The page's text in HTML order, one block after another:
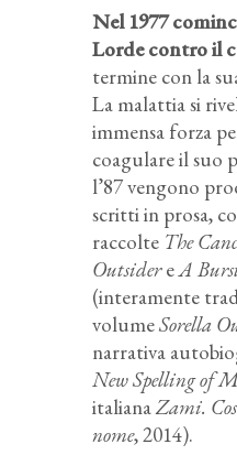
Nel 1977
Lorde contro il
termine con la
La malattia si
immensa forza
coagulare il suo
l’87 vengono
scritti in prosa,
raccolte The
OutsidereA
(interamente
volumeSorella
narrativa
New Spelling of
italianaZami.
nome, 2014).